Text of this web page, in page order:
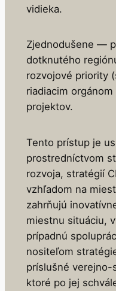
vidieka.
Zjednodušene —
dotknutého
rozvojové priority
riadiacim
projektov.
Tento prístup je
prostredníctvom
rozvoja, stratégií
vzhľadom na
zahrňujú
miestnu situáciu,
prípadnú
nositeľom
príslušné
ktoré po jej